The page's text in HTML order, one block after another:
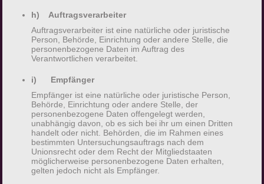
sozialen Identität dieser natürlichen Person
sind, identifiziert werden kann.
b) betroffene Person
identifizierbare natürliche Person, deren
personenbezogene Daten von dem für die
Verarbeitung Verantwortlichen verarbeitet
werden.
c) Verarbeitung
h) Auftragsverarbeiter
Auftragsverarbeiter ist eine natürliche oder juristische
Person, Behörde, Einrichtung oder andere Stelle, die
personenbezogene Daten im Auftrag des
Verantwortlichen verarbeitet.
i) Empfänger
Empfänger ist eine natürliche oder juristische Person,
Behörde, Einrichtung oder andere Stelle, der
personenbezogene Daten offengelegt werden,
unabhängig davon, ob es sich bei ihr um einen Dritten
handelt oder nicht. Behörden, die im Rahmen eines
bestimmten Untersuchungsauftrags nach dem
Unionsrecht oder dem Recht der Mitgliedstaaten
möglicherweise personenbezogene Daten erhalten,
gelten jedoch nicht als Empfänger.